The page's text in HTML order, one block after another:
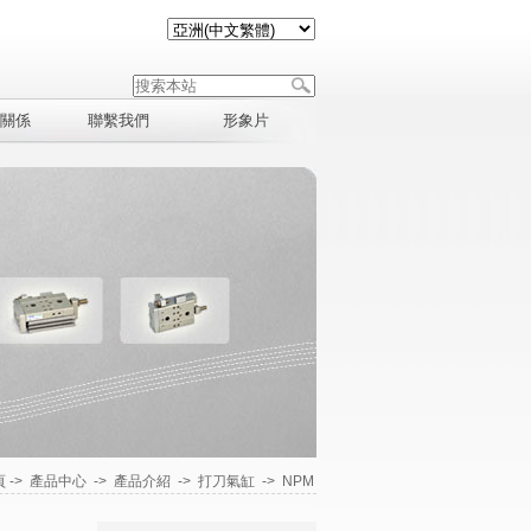
係 聯繫我們 形象片
-> 產品中心-> 產品介紹 -> 打刀氣缸-> NPM